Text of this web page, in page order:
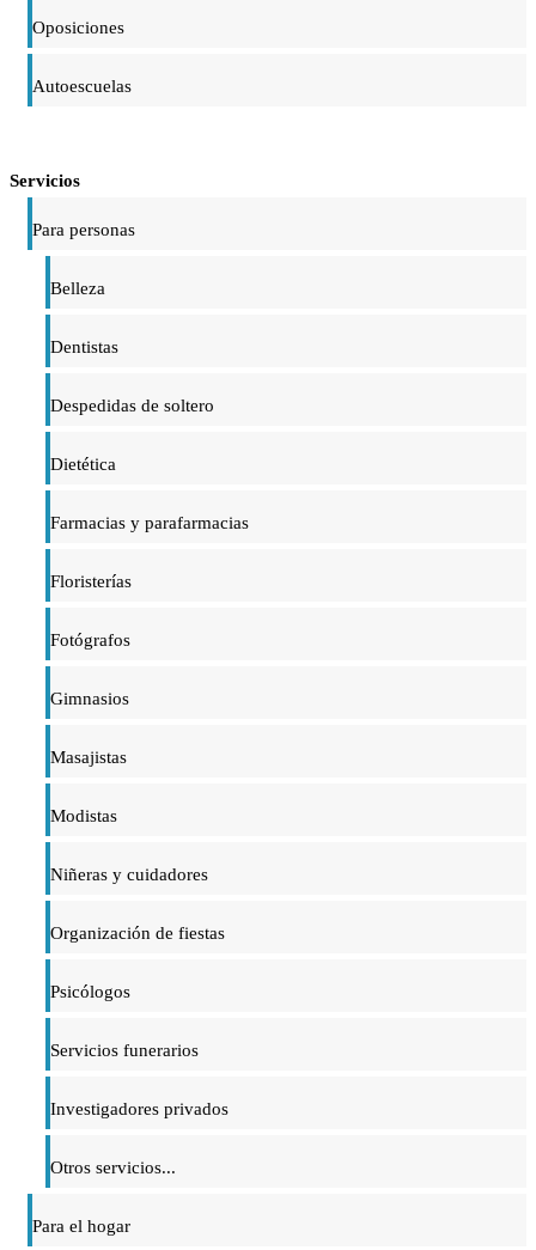
Oposiciones
Autoescuelas
Servicios
Para personas
Belleza
Dentistas
Despedidas de soltero
Dietética
Farmacias y parafarmacias
Floristerías
Fotógrafos
Gimnasios
Masajistas
Modistas
Niñeras y cuidadores
Organización de fiestas
Psicólogos
Servicios funerarios
Investigadores privados
Otros servicios...
Para el hogar